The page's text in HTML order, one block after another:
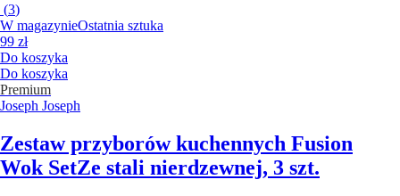
(3)
W magazynieOstatnia sztuka
99 zł
Do koszyka
Do koszyka
Premium
Joseph Joseph
Zestaw przyborów kuchennych Fusion
Wok SetZe stali nierdzewnej, 3 szt.